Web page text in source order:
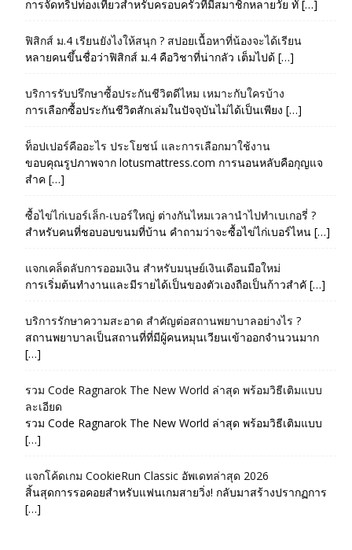
การจัดทริปท่องเที่ยวสำหรับครอบครัวที่มีสมาชิกหลายวัย ทั […]
ฟิสิกส์ ม.4 เรียนยังไงให้สนุก ? สปอยเนื้อหาที่น้องจะได้เรียน
หลายคนขึ้นชื่อว่าฟิสิกส์ ม.4 คือวิชาที่น่ากลัว เต็มไปด้ […]
บริการรับปรึกษาซื้อประกันชีวิตดีไหม เหมาะกับใครบ้าง
การเลือกซื้อประกันชีวิตสักเล่มในปัจจุบันไม่ได้เป็นเพียง […]
ท็อปเปอร์คืออะไร ประโยชน์ และการเลือกมาใช้งาน
ขอบคุณรูปภาพจาก lotusmattress.com การนอนหลับคือกุญแจ
สำค […]
ซื้อไข่ไก่เบอร์เล็ก-เบอร์ใหญ่ ต่างกันไหมเวลานำไปทำเบเกอรี่ ?
สำหรับคนที่ชอบอบขนมที่บ้าน คำถามว่าจะซื้อไข่ไก่เบอร์ไหน […]
แจกเคล็ดลับการออมเงิน สำหรับมนุษย์เงินเดือนมือใหม่
การเริ่มต้นทำงานและมีรายได้เป็นของตัวเองถือเป็นก้าวสำคั […]
บริการรักษาความสะอาด สำคัญต่อสถานพยาบาลอย่างไร ?
สถานพยาบาลเป็นสถานที่ที่มีผู้คนหมุนเวียนเข้าออกจำนวนมาก
[…]
รวม Code Ragnarok The New World ล่าสุด พร้อมวิธีเติมแบบ
ละเอียด
รวม Code Ragnarok The New World ล่าสุด พร้อมวิธีเติมแบบ
[…]
แจกโค้ดเกม CookieRun Classic อัพเดทล่าสุด 2026
สิ้นสุดการรอคอยสำหรับแฟนเกมสายวิ่ง! กลับมาสร้างปรากฏการ
[…]